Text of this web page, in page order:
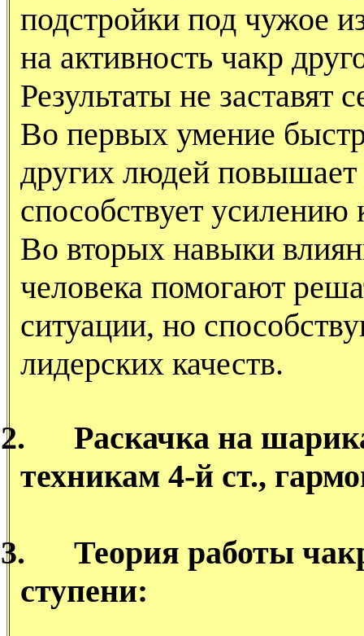
подстройки под чужое
на активность чакр
Результаты не заставят
Во первых умение
других людей
способствует
Во вторых навыки
человека помогают
ситуации, но
лидерских качеств.
2.
Раскачка на
техникам 4-й ст.,
3.
Теория работы
ступени: